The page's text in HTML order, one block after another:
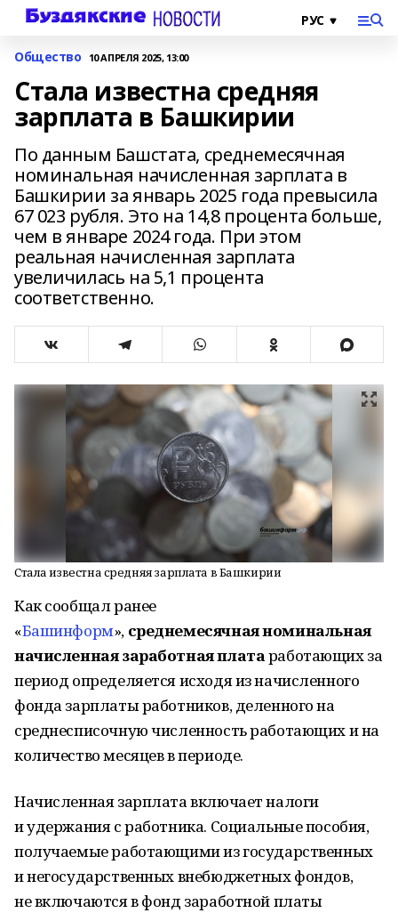
Общество 10 АПРЕЛЯ 2025, 13:00
Стала известна средняя
зарплата в Башкирии
По данным Башстата, среднемесячная
номинальная начисленная зарплата в
Башкирии за январь 2025 года превысила
67 023 рубля. Это на 14,8 процента больше,
чем в январе 2024 года. При этом
реальная начисленная зарплата
увеличилась на 5,1 процента
соответственно.
Стала известна средняя зарплата в Башкирии
Как сообщал ранее
«Башинформ», среднемесячная номинальная
начисленная заработная платаработающих за
период определяется исходя из начисленного
фонда зарплаты работников, деленного на
среднесписочную численность работающих и на
количество месяцев в периоде.
Начисленная зарплата включает налоги
и удержания с работника. Социальные пособия,
получаемые работающими из государственных
и негосударственных внебюджетных фондов,
не включаются в фонд заработной платы